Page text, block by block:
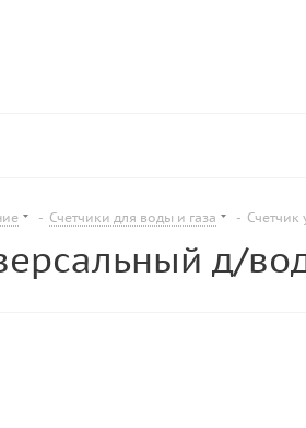
- Счетчики для воды и газа -
д/